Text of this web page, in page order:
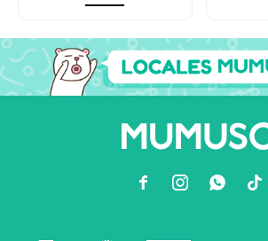
  